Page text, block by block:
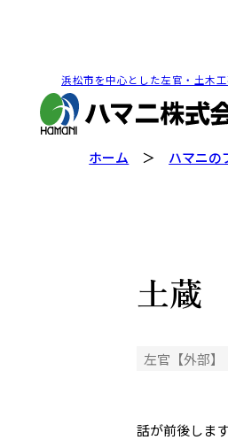
浜松市を中心とした左官・土木
ホーム ハマニの
土蔵
左官【外部】
話が前後しま